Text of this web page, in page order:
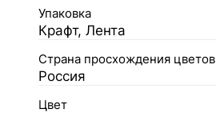
Упаковка
Крафт, Лента
Страна просхождения цветов
Россия
Цвет